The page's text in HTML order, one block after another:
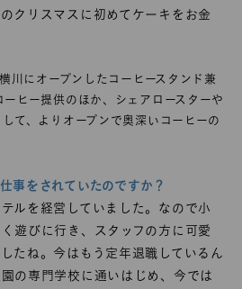
クリスマスに初めてケーキをお金
にオープンしたコーヒースタンド兼
ヒー提供のほか、シェアロースターや
て、よりオープンで奥深いコーヒーの
事をされていたのですか？
ルを経営していました。なので小
遊びに行き、スタッフの方に可愛
たね。今はもう定年退職しているん
の専門学校に通いはじめ、今では